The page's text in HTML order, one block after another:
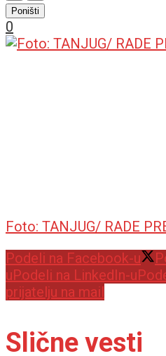
Poništi
0
Foto: TANJUG/ RADE
Podeli na Facebook-u
uPodeli na LinkedIn-u
prijatelju na mail
Slične vesti